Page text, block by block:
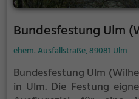
Bundesfestung Ulm
ehem. Ausfallstraße, 89081 Ulm
Bundesfestung Ulm
in Ulm. Die Festung